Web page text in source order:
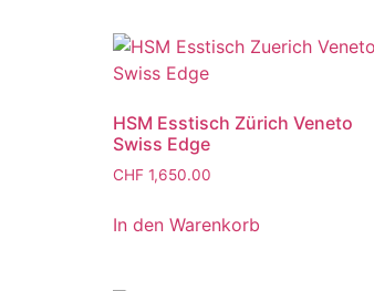
HSM Esstisch Zürich Veneto
Swiss Edge
CHF 1,650.00
In den Warenkorb